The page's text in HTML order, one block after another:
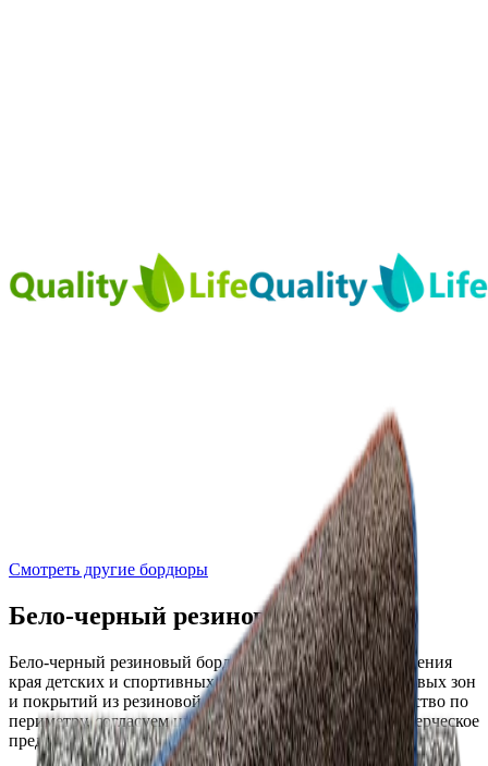
Смотреть другие бордюры
Бело-черный резиновый бордюр
Бело-черный резиновый бордюрподходит для оформления
края детских и спортивных площадок, дорожек, дворовых зон
и покрытий из резиновой крошки. Рассчитаем количество по
периметру, согласуем цвет партии и подготовим коммерческое
предложение с доставкой или монтажом.